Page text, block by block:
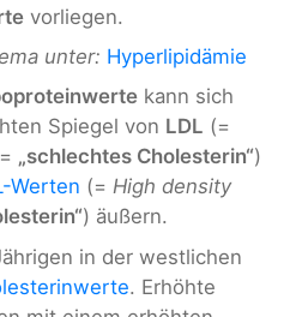
vorliegen.
unter: Hyperlipidämie
kann sich
Spiegel von LDL (=
= „schlechtes Cholesterin“)
Werten (= High density
) äußern.
in der westlichen
. Erhöhte